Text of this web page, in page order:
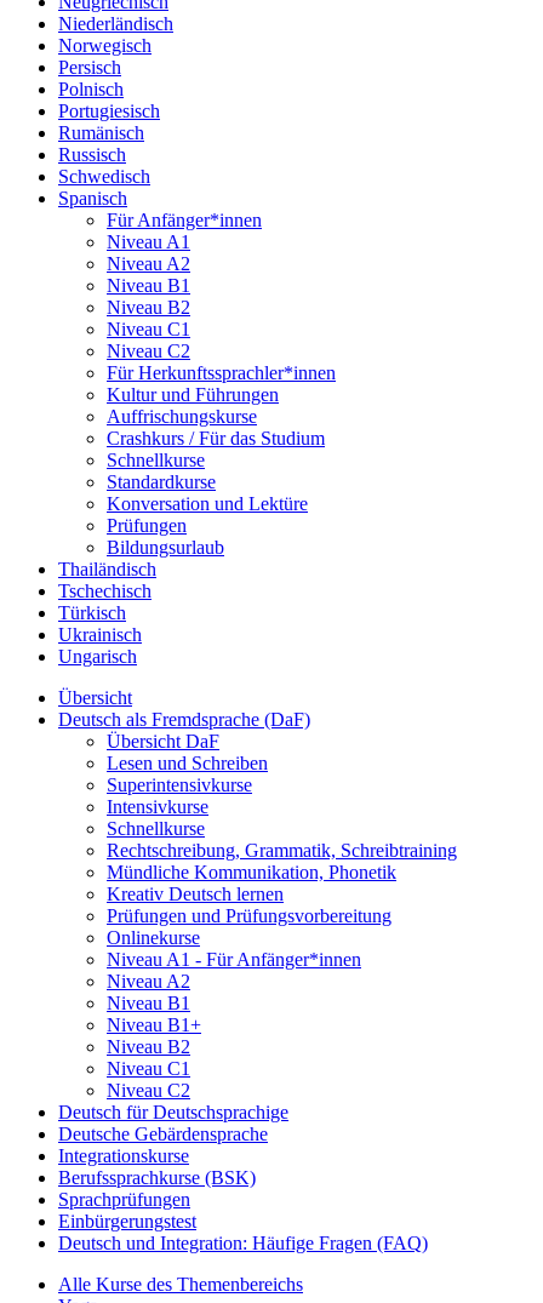
Niederländisch
Norwegisch
Persisch
Polnisch
Portugiesisch
Rumänisch
Russisch
Schwedisch
Spanisch
Für Anfänger*innen
Niveau A1
Niveau A2
Niveau B1
Niveau B2
Niveau C1
Niveau C2
Für Herkunftssprachler*innen
Kultur und Führungen
Auffrischungskurse
Crashkurs / Für das Studium
Schnellkurse
Standardkurse
Konversation und Lektüre
Prüfungen
Bildungsurlaub
Thailändisch
Tschechisch
Türkisch
Ukrainisch
Ungarisch
Übersicht
Deutsch als Fremdsprache (DaF)
Übersicht DaF
Lesen und Schreiben
Superintensivkurse
Intensivkurse
Schnellkurse
Rechtschreibung, Grammatik, Schreibtraining
Mündliche Kommunikation, Phonetik
Kreativ Deutsch lernen
Prüfungen und Prüfungsvorbereitung
Onlinekurse
Niveau A1 - Für Anfänger*innen
Niveau A2
Niveau B1
Niveau B1+
Niveau B2
Niveau C1
Niveau C2
Deutsch für Deutschsprachige
Deutsche Gebärdensprache
Integrationskurse
Berufssprachkurse (BSK)
Sprachprüfungen
Einbürgerungstest
Deutsch und Integration: Häufige Fragen (FAQ)
Alle Kurse des Themenbereichs